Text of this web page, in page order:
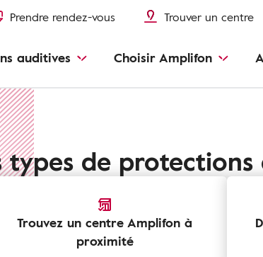
Prendre rendez-vous Trouver un centre
auditives Choisir Amplifon
types de protections
Trouvez un centre Amplifon à
proximité